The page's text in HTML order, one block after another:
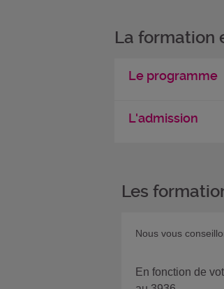
La formation
Le programme
L'admission
Les
Nous vous
En fonction de